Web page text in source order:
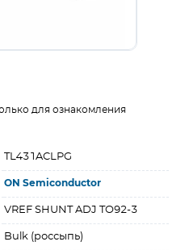
для ознакомления
TL431ACLPG
ON Semiconductor
VREF SHUNT ADJ TO92-3
Bulk (россыпь)